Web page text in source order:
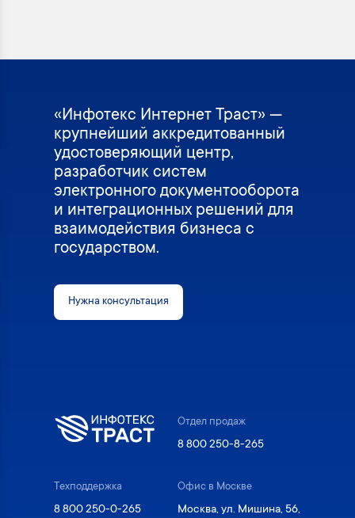
«Инфотекс Интернет Траст» —
крупнейший аккредитованный
удостоверяющий центр,
разработчик систем
электронного документооборота
и интеграционных решений для
взаимодействия бизнеса с
государством.
Нужна консультация
Отдел продаж
8 800 250-8-265
Техподдержка
8 800 250-0-265
Офис в Москве
Москва, ул. Мишина, 56,